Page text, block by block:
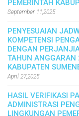
PEMERINTAH
September 11,2025
PENYESUAIAN
KOMPETENSI
DENGAN
TAHUN ANGGARAN
KABUPATEN
April 27,2025
HASIL VERIFIKASI
ADMINISTRASI
LINGKUNGAN